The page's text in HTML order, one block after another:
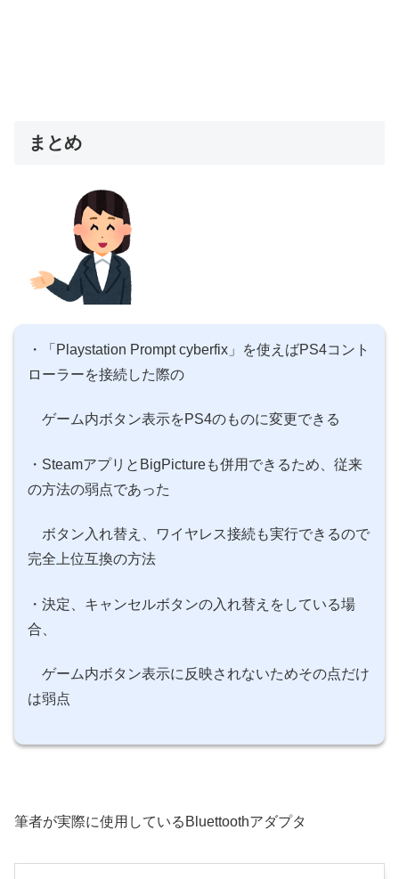
まとめ
・「Playstation Prompt cyberfix」を使えばPS4コント
ローラーを接続した際の
ゲーム内ボタン表示をPS4のものに変更できる
・SteamアプリとBigPictureも併用できるため、従来
の方法の弱点であった
ボタン入れ替え、ワイヤレス接続も実行できるので
完全上位互換の方法
・決定、キャンセルボタンの入れ替えをしている場
合、
ゲーム内ボタン表示に反映されないためその点だけ
は弱点
筆者が実際に使用しているBluettoothアダプタ